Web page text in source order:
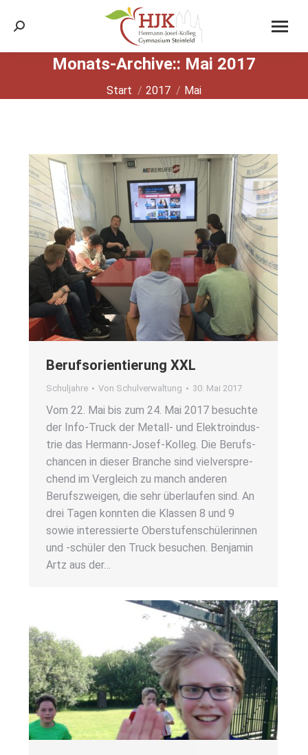
Search:
Monats-Archive:: Mai 2017
Sie befinden sich hier:
Start 2017 Mai
Berufs­ori­en­tie­rung XXL
Schuljahre Von Schulverwaltung 30. Mai 2017
Vom 22. Mai bis zum 24. Mai 2017 besuch­te
der Info-Truck der Metall- und Elek­tro­in­dus­
trie das Her­­mann-Josef-Kol­­leg. Die Berufs­
chan­cen in die­ser Bran­che sind viel­ver­spre­
chend im Ver­gleich zu manch ande­ren
Berufs­zwei­gen, die sehr über­lau­fen sind. An
drei Tagen konn­ten die Klas­sen 8 und 9
sowie inter­es­sier­te Ober­stu­fen­schü­le­rin­nen
und ‑schü­ler den Truck besu­chen. Ben­ja­min
Artz aus der…